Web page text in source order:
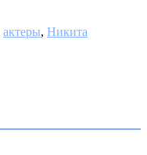
актеры, Никита